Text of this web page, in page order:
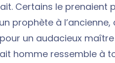
Certains le prenaient
prophète à l’ancienne,
un audacieux
homme ressemble à